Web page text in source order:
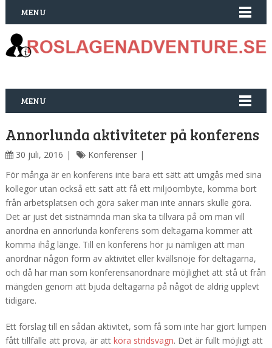
MENU
MENU
Annorlunda aktiviteter på konferens
30 juli, 2016
Konferenser
För många är en konferens inte bara ett sätt att umgås med sina
kollegor utan också ett sätt att få ett miljöombyte, komma bort
från arbetsplatsen och göra saker man inte annars skulle göra.
Det är just det sistnämnda man ska ta tillvara på om man vill
anordna en annorlunda konferens som deltagarna kommer att
komma ihåg länge. Till en konferens hör ju nämligen att man
anordnar någon form av aktivitet eller kvällsnöje för deltagarna,
och då har man som konferensanordnare möjlighet att stå ut från
mängden genom att bjuda deltagarna på något de aldrig upplevt
tidigare.
Ett förslag till en sådan aktivitet, som få som inte har gjort lumpen
fått tillfälle att prova, är att köra stridsvagn. Det är fullt möjligt att